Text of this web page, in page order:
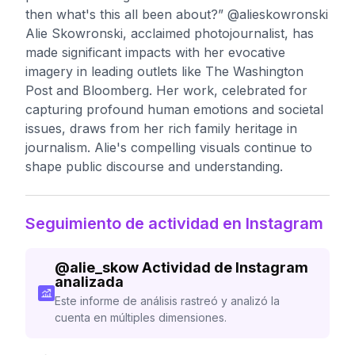
then what's this all been about?” @alieskowronski
Alie Skowronski, acclaimed photojournalist, has
made significant impacts with her evocative
imagery in leading outlets like The Washington
Post and Bloomberg. Her work, celebrated for
capturing profound human emotions and societal
issues, draws from her rich family heritage in
journalism. Alie's compelling visuals continue to
shape public discourse and understanding.
Seguimiento de actividad en Instagram
@alie_skowActividad de Instagram
analizada
Este informe de análisis rastreó y analizó la
cuenta en múltiples dimensiones.